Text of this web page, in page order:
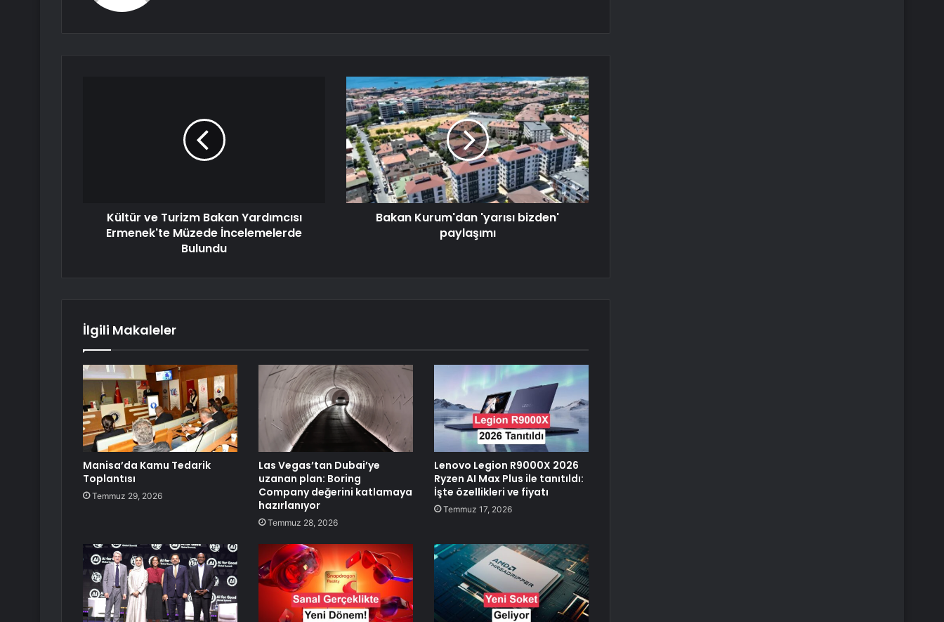
Kültür ve Turizm Bakan Yardımcısı
Ermenek'te Müzede İncelemelerde
Bulundu
Bakan Kurum'dan 'yarısı bizden'
paylaşımı
İlgili Makaleler
Manisa’da Kamu Tedarik
Toplantısı
Temmuz 29, 2026
Las Vegas’tan Dubai’ye
uzanan plan: Boring
Company değerini katlamaya
hazırlanıyor
Temmuz 28, 2026
Lenovo Legion R9000X 2026
Ryzen AI Max Plus ile tanıtıldı:
İşte özellikleri ve fiyatı
Temmuz 17, 2026